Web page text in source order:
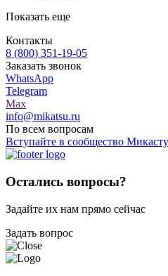
Показать еще
Контакты
8 (800) 351-19-05
Заказать звонок
WhatsApp
Telegram
Max
info@mikatsu.ru
По всем вопросам
Вступайте в сообщество Микасту
Остались вопросы?
Задайте их нам прямо сейчас
Задать вопрос